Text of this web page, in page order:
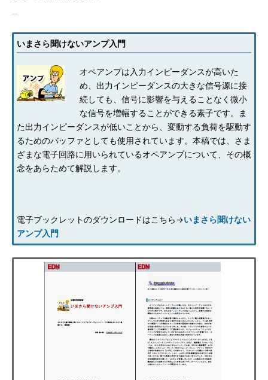
いまさら聞けないアンプ入門
オペアンプは入力インピーダンスが高いた
め、出力インピーダンスの大きな信号源に接
続しても、信号に影響を与えることなく微小
な信号を増幅することができる素子です。ま
た出力インピーダンスが低いことから、変動する負荷を駆動す
るためのバッファとしても使用されています。本稿では、さま
ざまな電子回路に用いられているオペアンプについて、その概
念をあらためて解説します。
電子ブックレットのダウンロードはこちら→いまさら聞けない
アンプ入門